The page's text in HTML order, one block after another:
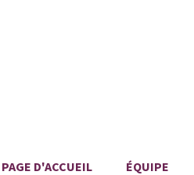
PAGE D'ACCUEIL ÉQUIPE